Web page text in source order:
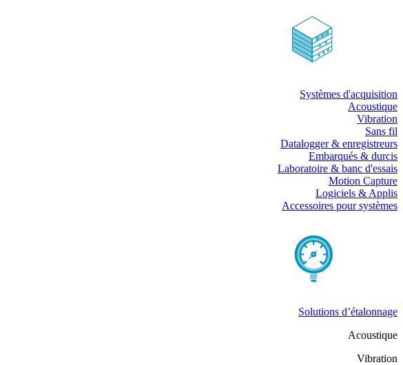
Systèmes d'acquisition
Acoustique
Vibration
Sans fil
Datalogger & enregistreurs
Embarqués & durcis
Laboratoire & banc d'essais
Motion Capture
Logiciels & Applis
Accessoires pour systèmes
Solutions d’étalonnage
Acoustique
Vibration